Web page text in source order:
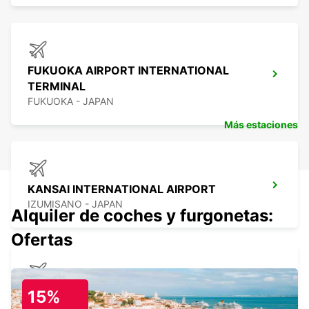
FUKUOKA AIRPORT INTERNATIONAL
TERMINAL
FUKUOKA - JAPAN
KANSAI INTERNATIONAL AIRPORT
IZUMISANO - JAPAN
NAGASAKI AIRPORT
Más estaciones
Alquiler de coches y furgonetas:
Ofertas
15%